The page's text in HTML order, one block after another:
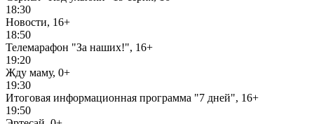
18:30
Новости, 16+
18:50
Телемарафон "За наших!", 16+
19:20
Жду маму, 0+
19:30
Итоговая информационная программа "7 дней", 16+
19:50